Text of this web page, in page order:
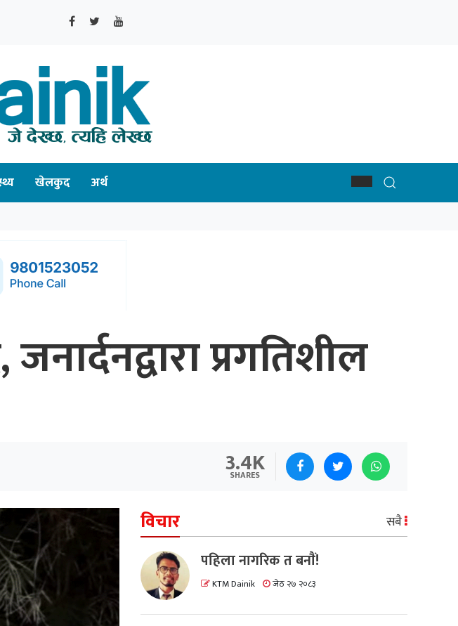
खेलकुद अर्थ
प्रगतिशील
3.4K
SHARES
विचार सबै
पहिला नागरिक त बनाैं!
KTM Dainik जेठ २७ २०८३